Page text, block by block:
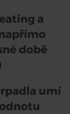
a
době
umí